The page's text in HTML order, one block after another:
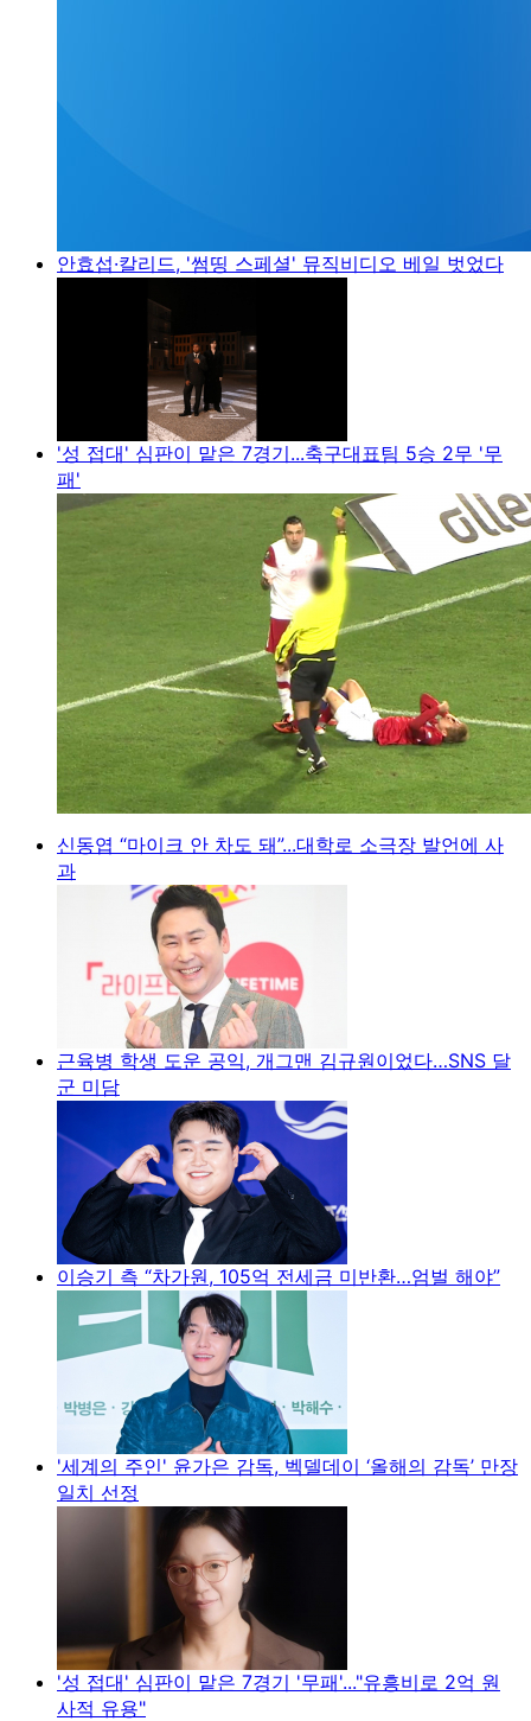
안효섭·칼리드, '썸띵 스페셜' 뮤직비디오 베일 벗었다
'성 접대' 심판이 맡은 7경기...축구대표팀 5승 2무 '무
패'
신동엽 “마이크 안 차도 돼”...대학로 소극장 발언에 사
과
근육병 학생 도운 공익, 개그맨 김규원이었다…SNS 달
군 미담
이승기 측 “차가원, 105억 전세금 미반환…엄벌 해야”
'세계의 주인' 윤가은 감독, 벡델데이 ‘올해의 감독’ 만장
일치 선정
'성 접대' 심판이 맡은 7경기 '무패'..."유흥비로 2억 원
사적 유용"